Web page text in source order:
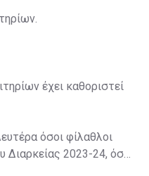
έχει καθοριστεί
όσοι φίλαθλοι
Διαρκείας 2023-24, όσο